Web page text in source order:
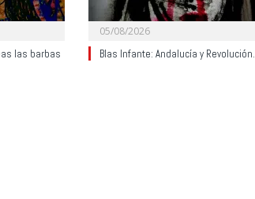
las barbas
05/08/2026
Blas Infante: Andalucía y Revolución.